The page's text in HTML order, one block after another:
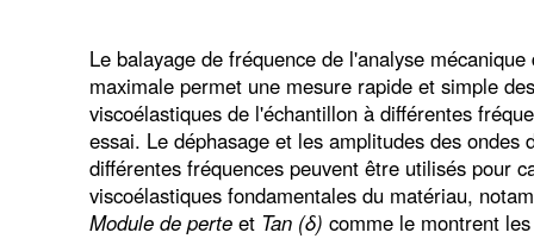
Le balayage de fréquence de l'analyse
maximale permet une mesure rapide et simple
viscoélastiques de l'échantillon à différentes
essai. Le déphasage et les amplitudes des ondes
différentes fréquences peuvent être utilisés pour
viscoélastiques fondamentales du matériau,
Module de perteet Tan (δ) comme le montrent